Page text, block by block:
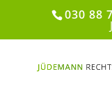
030 88